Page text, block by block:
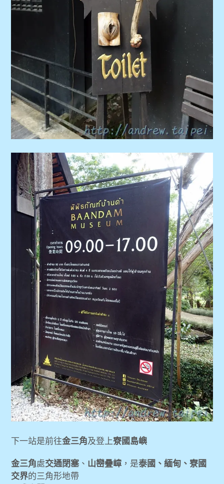
下一站是前往金三角及登上寮國島嶼
金三角處交通閉塞 、 山巒疊嶂 ，是泰國、緬甸、寮國
交界的三角形地帶